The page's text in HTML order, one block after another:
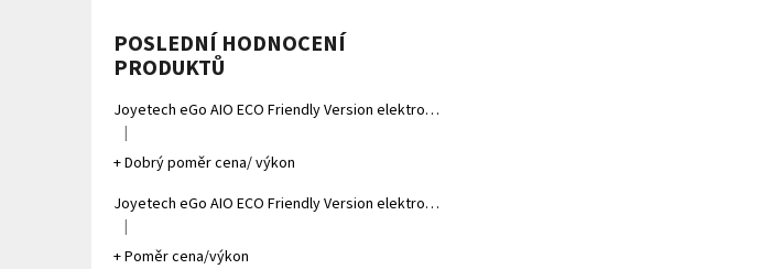
POSLEDNÍ HODNOCENÍ
PRODUKTŮ
Joyetech eGo AIO ECO Friendly Version elektronická cigareta 1700mAh Gradient Grey
Hodnocení produktu je 5 z 5 hvězdiček.
|
+ Dobrý poměr cena/ výkon
Joyetech eGo AIO ECO Friendly Version elektronická cigareta 1700mAh Gradient Yellow
Hodnocení produktu je 5 z 5 hvězdiček.
|
+ Poměr cena/výkon